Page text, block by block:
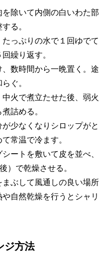
除いて内側の白いわた部
る。
っぷりの水で１回ゆでて
繰り返す。
数時間から一晩置く。途
ぐ。
火で煮立たせた後、弱火
詰める。
少なくなりシロップがと
常温で冷ます。
ートを敷いて皮を並べ、
）で乾燥させる。
ぶして風通しの良い場所
自然乾燥を行うとシャリ
ジ方法